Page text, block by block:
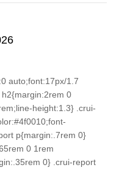
auto;font:17px/1.7
0
height:1.3} .crui-
p{margin:.7rem 0}
0 1rem
0} .crui-report